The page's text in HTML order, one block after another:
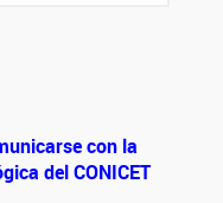
con la
del CONICET